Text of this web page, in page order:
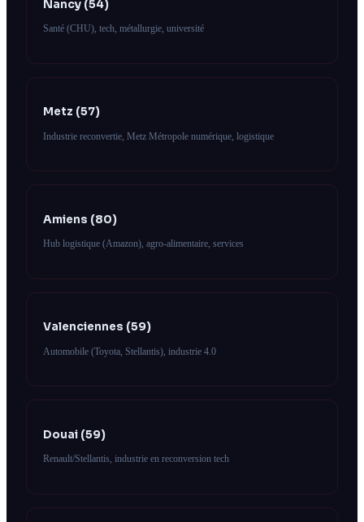
Nancy (54)
Santé (CHU), tech, métallurgie, université
Metz (57)
Industrie reconvertie, Metz Métropole numérique, logistique
Amiens (80)
Hub logistique (Amazon), agro-alimentaire, services
Valenciennes (59)
Automobile (Toyota, Stellantis), industrie 4.0
Douai (59)
Renault/Stellantis, industrie en reconversion tech